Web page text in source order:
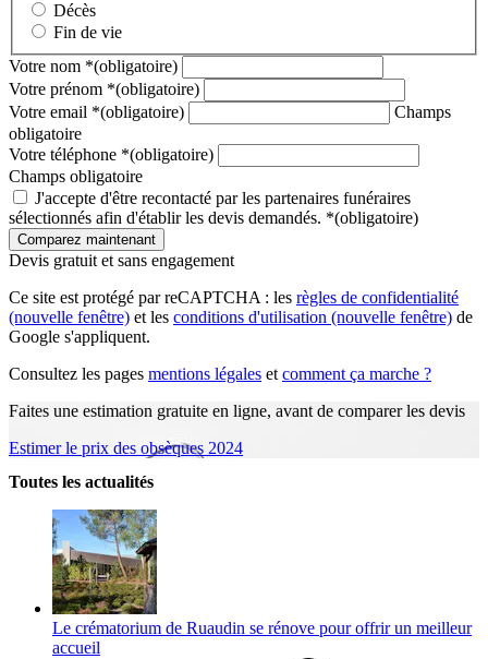
Décès
Fin de vie
Votre nom *(obligatoire)
Votre prénom *(obligatoire)
Votre email *(obligatoire)
Champs
obligatoire
Votre téléphone *(obligatoire)
Champs obligatoire
J'accepte d'être recontacté par les partenaires funéraires
sélectionnés afin d'établir les devis demandés. *(obligatoire)
Devis gratuit et sans engagement
Ce site est protégé par reCAPTCHA : les règles de confidentialité
(nouvelle fenêtre) et les conditions d'utilisation (nouvelle fenêtre) de
Google s'appliquent.
Consultez les pages mentions légales et comment ça marche ?
Faites une estimation gratuite en ligne, avant de comparer les devis
Estimer le prix des obsèques 2024
Toutes les actualités
Le crématorium de Ruaudin se rénove pour offrir un meilleur
accueil